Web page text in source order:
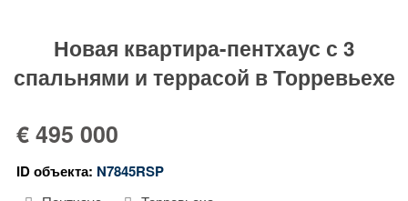
Новая квартира-пентхаус с 3
спальнями и террасой в Торревьехе
€ 495 000
ID объекта: N7845RSP